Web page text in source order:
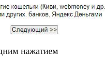
нажатием